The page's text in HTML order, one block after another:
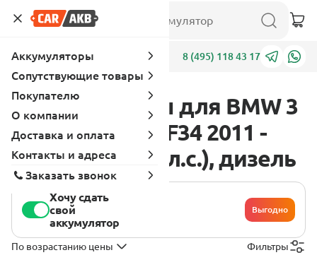
Адреса 8 (495) 118 43 17
Аккумуляторы для BMW 3
серия F30-F31-F34 2011 -
2016 320d (184 л.с.), дизель
Хочу сдать
свой
аккумулятор
Выгодно
По возрастанию цены Фильтры
Аккумуляторы
Сопутствующие товары
Покупателю
О компании
Доставка и оплата
Контакты и адреса
Заказать звонок